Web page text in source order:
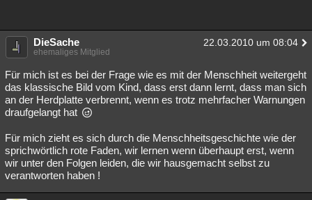
DieSache 22.03.2010 um 08:04
ehemaliges Mitglied
Für mich ist es bei der Frage wie es mit der Menschheit weitergeht
das klassische Bild vom Kind, dass erst dann lernt, dass man sich
an der Herdplatte verbrennt, wenn es trotz mehrfacher Warnungen
draufgelangt hat
Für mich zieht es sich durch die Menschheitsgeschichte wie der
sprichwörtlich rote Faden, wir lernen wenn überhaupt erst, wenn
wir unter den Folgen leiden, die wir hausgemacht selbst zu
verantworten haben !